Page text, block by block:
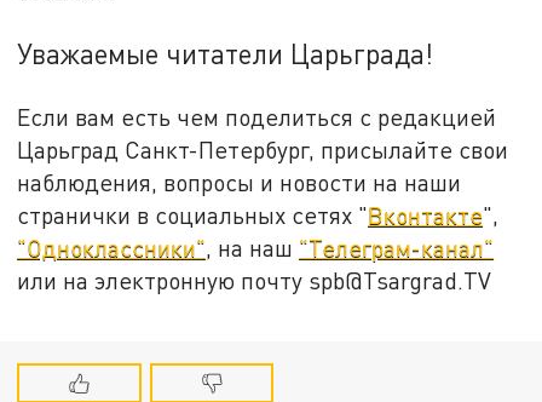
Уважаемые читатели Царьграда!
Если вам есть чем поделиться с редакцией
Царьград Санкт-Петербург, присылайте свои
наблюдения, вопросы и новости на наши
странички в социальных сетях "Вконтакте",
"Одноклассники", на наш "Телеграм-канал"
или на электронную почту spb@Tsargrad.TV